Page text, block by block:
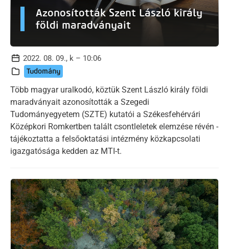
Azonosították Szent László király
földi maradványait
2022. 08. 09., k – 10:06
Tudomány
Több magyar uralkodó, köztük Szent László király földi
maradványait azonosították a Szegedi
Tudományegyetem (SZTE) kutatói a Székesfehérvári
Középkori Romkertben talált csontleletek elemzése révén -
tájékoztatta a felsőoktatási intézmény közkapcsolati
igazgatósága kedden az MTI-t.